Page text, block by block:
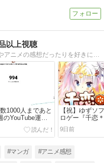
以上視聴
数1000人まであと
のYouTube運営
日〜7月31日）
【祝】ゆずソ
ロゲー『千恋
メ化決定！【
女ゲーム】
9日前
#マンガ #アニメ感想